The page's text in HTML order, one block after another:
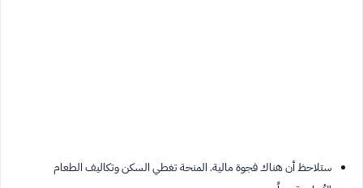
ستلاحظ أن هناك فجوة مالية. المنحة تغطي السكن وتكاليف الطعام